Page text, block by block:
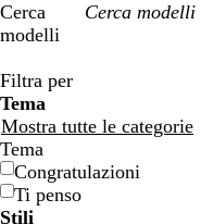
Cerca
modelli
Filtra per
Tema
Mostra tutte le categorie
Tema
Congratulazioni
Ti penso
Stili